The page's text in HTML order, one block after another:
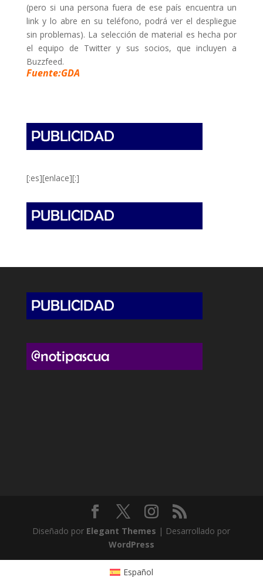
(pero si una persona fuera de ese país encuentra un
link y lo abre en su teléfono, podrá ver el despliegue
sin problemas). La selección de material es hecha por
el equipo de Twitter y sus socios, que incluyen a
Buzzfeed.
Fuente:GDA
[:es][enlace][:]
Diseñado por Elegant Themes | Desarrollado por
WordPress
Español